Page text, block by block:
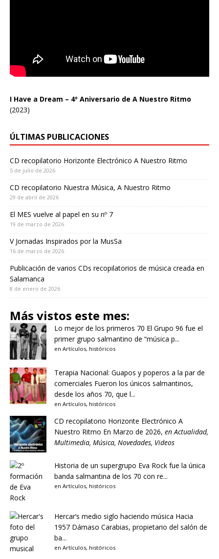
I Have a Dream – 4º Aniversario de A Nuestro Ritmo
(2023)
ÚLTIMAS PUBLICACIONES
CD recopilatorio Horizonte Electrónico A Nuestro Ritmo
5 de julio de 2026
CD recopilatorio Nuestra Música, A Nuestro Ritmo
29 de abril de 2026
El MES vuelve al papel en su nº 7
19 de marzo de 2026
V Jornadas Inspirados por la MusSa
16 de marzo de 2026
Publicación de varios CDs recopilatorios de música creada en
Salamanca
8 de enero de 2026
Más vistos este mes:
Lo mejor de los primeros 70 El Grupo 96 fue el
primer grupo salmantino de “música p...
en Artículos, históricos
Terapia Nacional: Guapos y poperos a la par de
comerciales Fueron los únicos salmantinos,
desde los años 70, que l...
en Artículos, históricos
CD recopilatorio Horizonte Electrónico A
Nuestro Ritmo En Marzo de 2026, enActualidad,
Multimedia, Música, Novedades, Videos
Historia de un supergrupo Eva Rock fue la única
banda salmantina de los 70 con re...
en Artículos, históricos
Hercar’s medio siglo haciendo música Hacia
1957 Dámaso Carabias, propietario del salón de
ba...
en Artículos, históricos